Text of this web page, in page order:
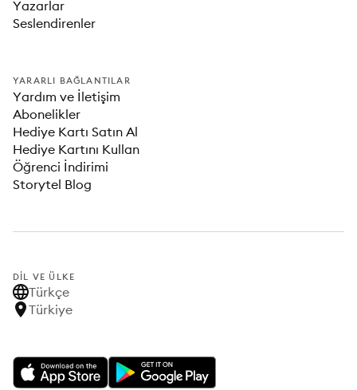
Yazarlar
Seslendirenler
YARARLI BAĞLANTILAR
Yardım ve İletişim
Abonelikler
Hediye Kartı Satın Al
Hediye Kartını Kullan
Öğrenci İndirimi
Storytel Blog
DIL VE ÜLKE
Türkçe
Türkiye